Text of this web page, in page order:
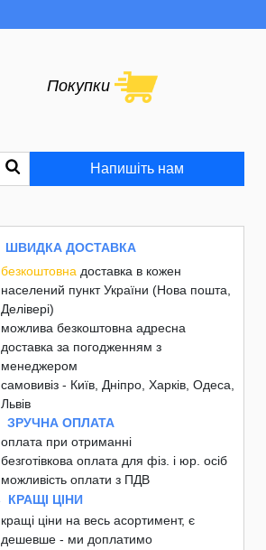
Покупки
Напишіть нам
ШВИДКА ДОСТАВКА
безкоштовна доставка в кожен
населений пункт України (Нова пошта,
Делівері)
можлива безкоштовна адресна
доставка за погодженням з
менеджером
самовивіз - Київ, Дніпро, Харків, Одеса,
Львів
ЗРУЧНА ОПЛАТА
оплата при отриманні
безготівкова оплата для фіз. і юр. осіб
можливість оплати з ПДВ
КРАЩІ ЦІНИ
кращі ціни на весь асортимент, є
дешевше - ми доплатимо